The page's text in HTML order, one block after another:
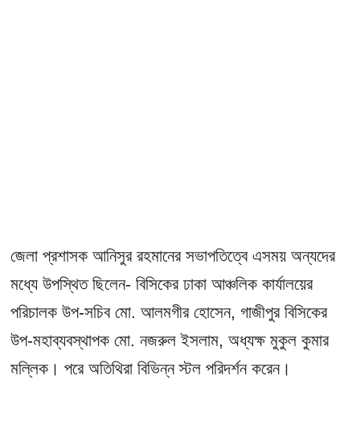
জেলা প্রশাসক আনিসুর রহমানের সভাপতিত্বে এসময় অন্যদের
মধ্যে উপস্থিত ছিলেন- বিসিকের ঢাকা আঞ্চলিক কার্যালয়ের
পরিচালক উপ-সচিব মো. আলমগীর হোসেন, গাজীপুর বিসিকের
উপ-মহাব্যবস্থাপক মো. নজরুল ইসলাম, অধ্যক্ষ মুকুল কুমার
মল্লিক। পরে অতিথিরা বিভিন্ন স্টল পরিদর্শন করেন।